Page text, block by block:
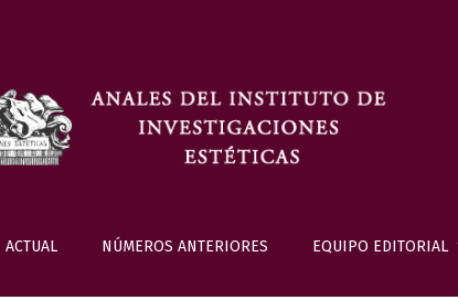
ACTUAL NÚMEROS ANTERIORES EQUIPO EDITORIAL